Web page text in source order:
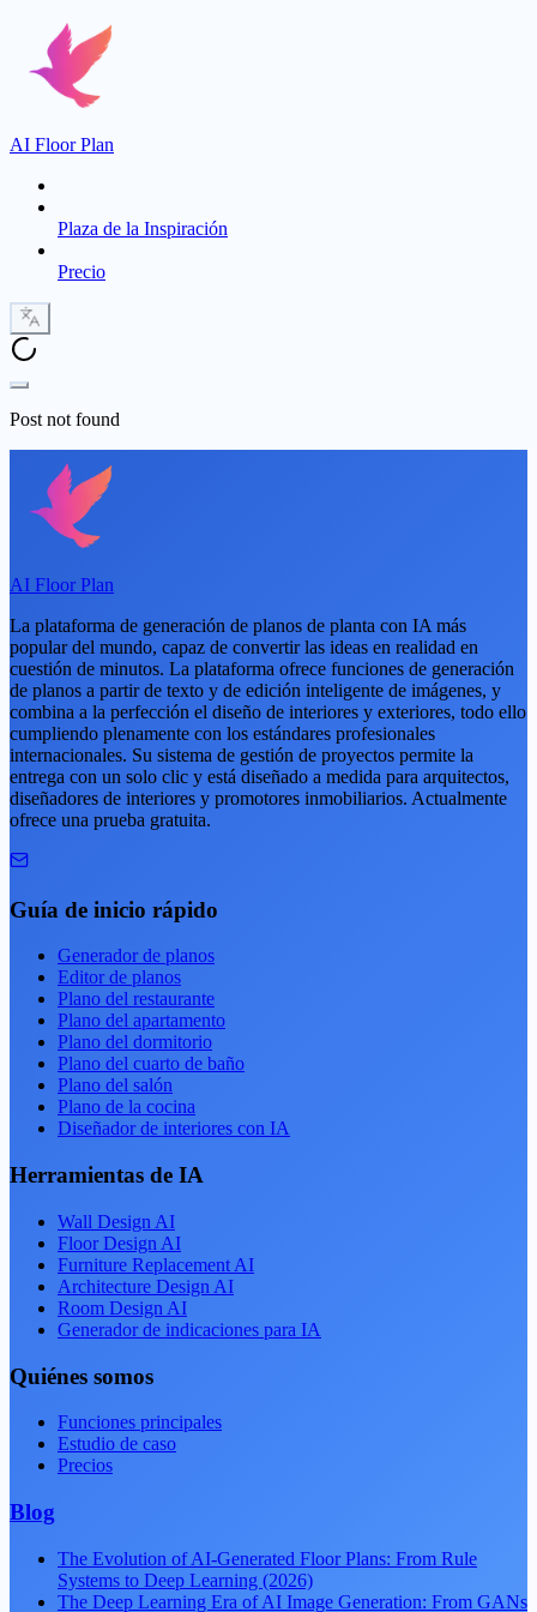
AI Floor Plan
Plaza de la Inspiración
Precio
Post not found
AI Floor Plan
La plataforma de generación de planos de planta con IA más
popular del mundo, capaz de convertir las ideas en realidad en
cuestión de minutos. La plataforma ofrece funciones de generación
de planos a partir de texto y de edición inteligente de imágenes, y
combina a la perfección el diseño de interiores y exteriores, todo ello
cumpliendo plenamente con los estándares profesionales
internacionales. Su sistema de gestión de proyectos permite la
entrega con un solo clic y está diseñado a medida para arquitectos,
diseñadores de interiores y promotores inmobiliarios. Actualmente
ofrece una prueba gratuita.
Guía de inicio rápido
Generador de planos
Editor de planos
Plano del restaurante
Plano del apartamento
Plano del dormitorio
Plano del cuarto de baño
Plano del salón
Plano de la cocina
Diseñador de interiores con IA
Herramientas de IA
Wall Design AI
Floor Design AI
Furniture Replacement AI
Architecture Design AI
Room Design AI
Generador de indicaciones para IA
Quiénes somos
Funciones principales
Estudio de caso
Precios
Blog
The Evolution of AI-Generated Floor Plans: From Rule
Systems to Deep Learning (2026)
The Deep Learning Era of AI Image Generation: From GANs